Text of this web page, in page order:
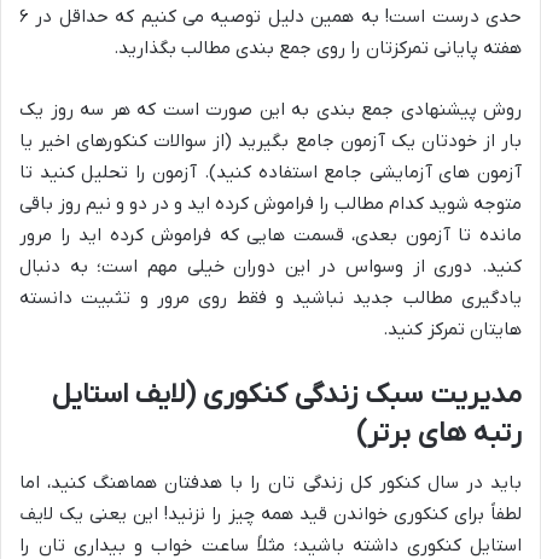
حدی درست است! به همین دلیل توصیه می کنیم که حداقل در ۶
هفته پایانی تمرکزتان را روی جمع بندی مطالب بگذارید.
روش پیشنهادی جمع بندی به این صورت است که هر سه روز یک
بار از خودتان یک آزمون جامع بگیرید (از سوالات کنکورهای اخیر یا
آزمون های آزمایشی جامع استفاده کنید). آزمون را تحلیل کنید تا
متوجه شوید کدام مطالب را فراموش کرده اید و در دو و نیم روز باقی
مانده تا آزمون بعدی، قسمت هایی که فراموش کرده اید را مرور
کنید. دوری از وسواس در این دوران خیلی مهم است؛ به دنبال
یادگیری مطالب جدید نباشید و فقط روی مرور و تثبیت دانسته
هایتان تمرکز کنید.
مدیریت سبک زندگی کنکوری (لایف استایل
رتبه های برتر)
باید در سال کنکور کل زندگی تان را با هدفتان هماهنگ کنید، اما
لطفاً برای کنکوری خواندن قید همه چیز را نزنید! این یعنی یک لایف
استایل کنکوری داشته باشید؛ مثلاً ساعت خواب و بیداری تان را